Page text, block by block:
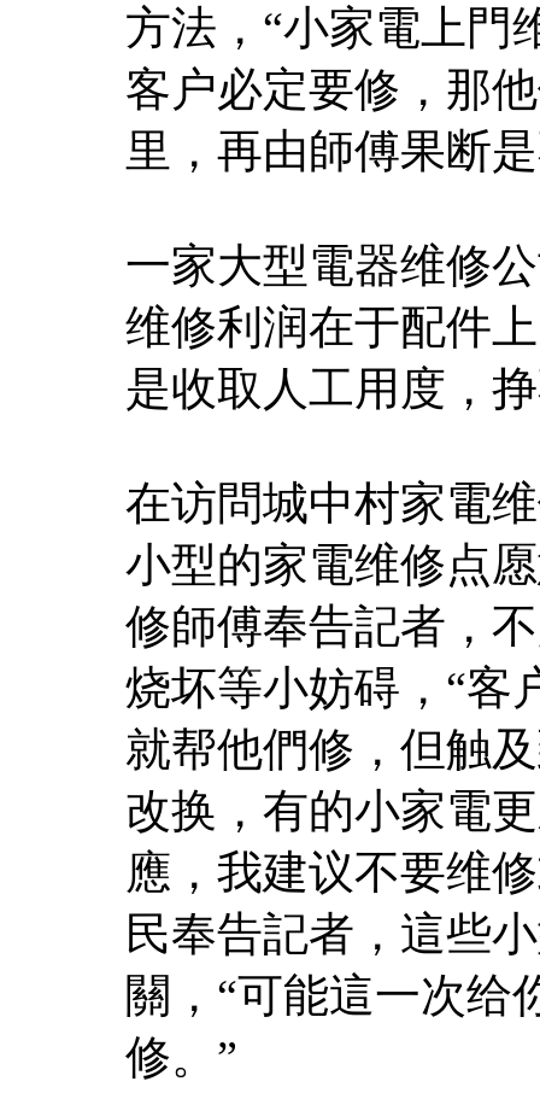
方法，“小家電上門
客户必定要修，那
里，再由師傅果断
一家大型電器维修
维修利润在于配件
是收取人工用度，
在访問城中村家電
小型的家電维修点
修師傅奉告記者，
烧坏等小妨碍，“客
就帮他們修，但触
改换，有的小家電
應，我建议不要维
民奉告記者，這些
關，“可能這一次给
修。”